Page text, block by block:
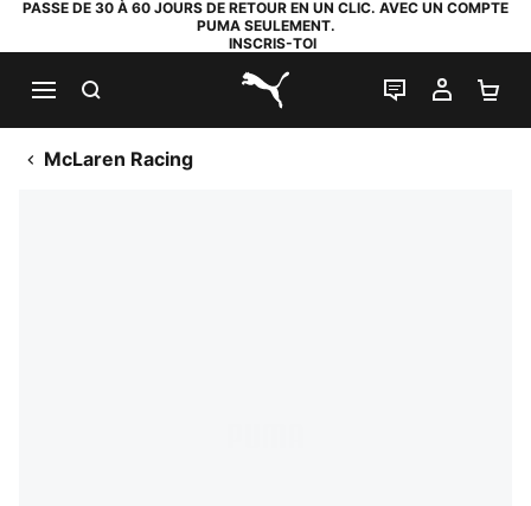
PASSE DE 30 À 60 JOURS DE RETOUR EN UN CLIC. AVEC UN COMPTE
PUMA SEULEMENT.
INSCRIS-TOI
PUMA.com
LIVE CHAT
MON
McLaren Racing